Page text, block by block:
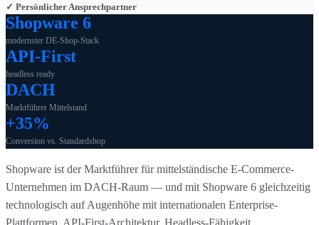
✓ Persönlicher Ansprechpartner
Shopware 6
modernster DE-Shop-Stack
API-First
headless ready
DACH
Marktführer Mittelstand
+35%
Conversion vs. Standardshop
Shopware ist der Marktführer für mittelständische E-Commerce-
Unternehmen im DACH-Raum — und mit Shopware 6 gleichzeitig
technologisch auf Augenhöhe mit internationalen Enterprise-
Plattformen. API-First-Architektur, Headless-Fähigkeit,